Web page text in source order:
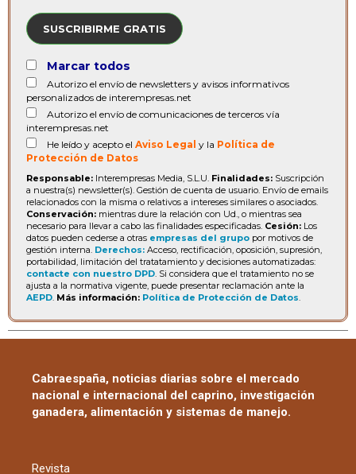
SUSCRIBIRME GRATIS
Marcar todos
Autorizo el envío de newsletters y avisos informativos
personalizados de interempresas.net
Autorizo el envío de comunicaciones de terceros vía
interempresas.net
He leído y acepto el Aviso Legal y la Política de
Protección de Datos
Responsable: Interempresas Media, S.L.U. Finalidades: Suscripción
a nuestra(s) newsletter(s). Gestión de cuenta de usuario. Envío de emails
relacionados con la misma o relativos a intereses similares o asociados.
Conservación: mientras dure la relación con Ud., o mientras sea
necesario para llevar a cabo las finalidades especificadas. Cesión: Los
datos pueden cederse a otras empresas del grupo por motivos de
gestión interna. Derechos: Acceso, rectificación, oposición, supresión,
portabilidad, limitación del tratatamiento y decisiones automatizadas:
contacte con nuestro DPD. Si considera que el tratamiento no se
ajusta a la normativa vigente, puede presentar reclamación ante la
AEPD. Más información: Política de Protección de Datos.
Cabraespaña, noticias diarias sobre el mercado
nacional e internacional del caprino, investigación
ganadera, alimentación y sistemas de manejo.
Revista